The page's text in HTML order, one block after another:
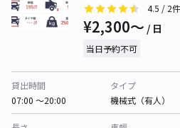
4.5 / 2件
¥2,300〜 / 日
当日予約不可
貸出時間
07:00 〜20:00
タイプ
機械式（有人）